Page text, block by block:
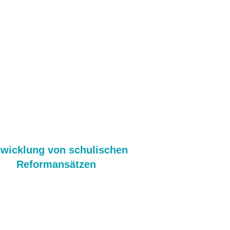
von schulischen
Reformansätzen